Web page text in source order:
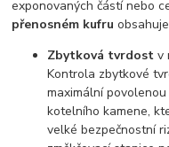
exponovaných částí nebo
přenosném kufru
Zbytková tvrdost v
Kontrola zbytkové
maximální
kotelního kamene,
velké bezpečnostní